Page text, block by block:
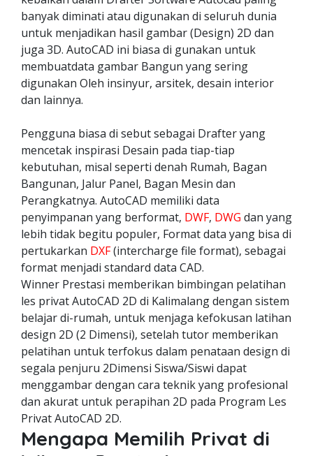
banyak diminati atau digunakan di seluruh dunia
untuk menjadikan hasil gambar (Design) 2D dan
juga 3D. AutoCAD ini biasa di gunakan untuk
membuatdata gambar Bangun yang sering
digunakan Oleh insinyur, arsitek, desain interior
dan lainnya.
Pengguna biasa di sebut sebagai Drafter yang
mencetak inspirasi Desain pada tiap-tiap
kebutuhan, misal seperti denah Rumah, Bagan
Bangunan, Jalur Panel, Bagan Mesin dan
Perangkatnya. AutoCAD memiliki data
penyimpanan yang berformat, DWF, DWG dan yang
lebih tidak begitu populer, Format data yang bisa di
pertukarkan DXF(intercharge file format), sebagai
format menjadi standard data CAD.
Winner Prestasi memberikan bimbingan pelatihan
les privat AutoCAD 2D di Kalimalang dengan sistem
belajar di-rumah, untuk menjaga kefokusan latihan
design 2D (2 Dimensi), setelah tutor memberikan
pelatihan untuk terfokus dalam penataan design di
segala penjuru 2Dimensi Siswa/Siswi dapat
menggambar dengan cara teknik yang profesional
dan akurat untuk perapihan 2D pada Program Les
Privat AutoCAD 2D.
Mengapa Memilih Privat di